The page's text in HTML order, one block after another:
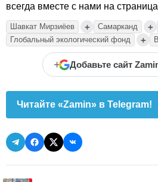
всегда вместе с нами на
Шавкат Мирзиёев + Самарканд +
Глобальный экологический фонд +
+ Добавьте сайт
Читайте «Zamin» в Telegram!